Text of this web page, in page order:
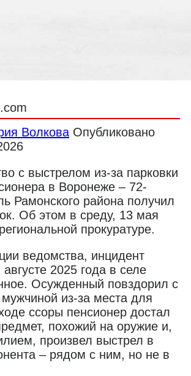
Волкова Опубликовано
с выстрелом из-за парковки
в Воронеже – 72-
Рамонского района получил
Об этом в среду, 13 мая
прокуратуре.
ведомства, инцидент
2025 года в селе
Осужденный повздорил с
из-за места для
ссоры пенсионер достал
похожий на оружие и,
произвел выстрел в
– рядом с ним, но не в